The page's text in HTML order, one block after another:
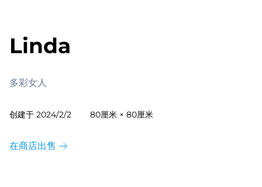
Linda
多彩女人
创建于 2024/2/2 80厘米 × 80厘米
在商店出售